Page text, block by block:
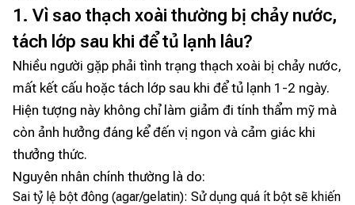
1. Vì sao thạch xoài thường bị chảy nước,
tách lớp sau khi để tủ lạnh lâu?
Nhiều người gặp phải tình trạng thạch xoài bị chảy nước,
mất kết cấu hoặc tách lớp sau khi để tủ lạnh 1-2 ngày.
Hiện tượng này không chỉ làm giảm đi tính thẩm mỹ mà
còn ảnh hưởng đáng kể đến vị ngon và cảm giác khi
thưởng thức.
Nguyên nhân chính thường là do:
Sai tỷ lệ bột đông (agar/gelatin): Sử dụng quá ít bột sẽ khiến